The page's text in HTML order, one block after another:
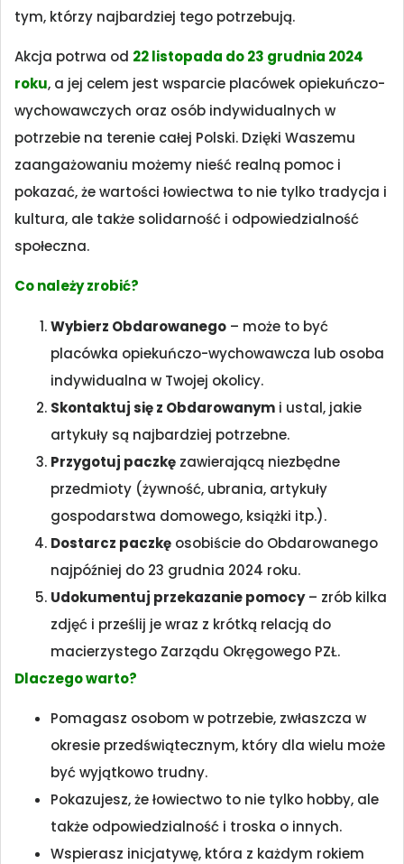
tym, którzy najbardziej tego potrzebują.
Akcja potrwa od 22 listopada do 23 grudnia 2024
roku, a jej celem jest wsparcie placówek opiekuńczo-
wychowawczych oraz osób indywidualnych w
potrzebie na terenie całej Polski. Dzięki Waszemu
zaangażowaniu możemy nieść realną pomoc i
pokazać, że wartości łowiectwa to nie tylko tradycja i
kultura, ale także solidarność i odpowiedzialność
społeczna.
Co należy zrobić?
Wybierz Obdarowanego – może to być
placówka opiekuńczo-wychowawcza lub osoba
indywidualna w Twojej okolicy.
Skontaktuj się z Obdarowanym i ustal, jakie
artykuły są najbardziej potrzebne.
Przygotuj paczkę zawierającą niezbędne
przedmioty (żywność, ubrania, artykuły
gospodarstwa domowego, książki itp.).
Dostarcz paczkę osobiście do Obdarowanego
najpóźniej do 23 grudnia 2024 roku.
Udokumentuj przekazanie pomocy– zrób kilka
zdjęć i prześlij je wraz z krótką relacją do
macierzystego Zarządu Okręgowego PZŁ.
Dlaczego warto?
Pomagasz osobom w potrzebie, zwłaszcza w
okresie przedświątecznym, który dla wielu może
być wyjątkowo trudny.
Pokazujesz, że łowiectwo to nie tylko hobby, ale
także odpowiedzialność i troska o innych.
Wspierasz inicjatywę, która z każdym rokiem